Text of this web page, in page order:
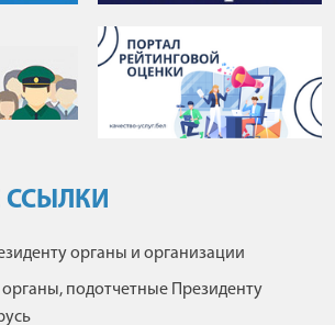
ССЫЛКИ
органы и организации
органы, подотчетные Президенту